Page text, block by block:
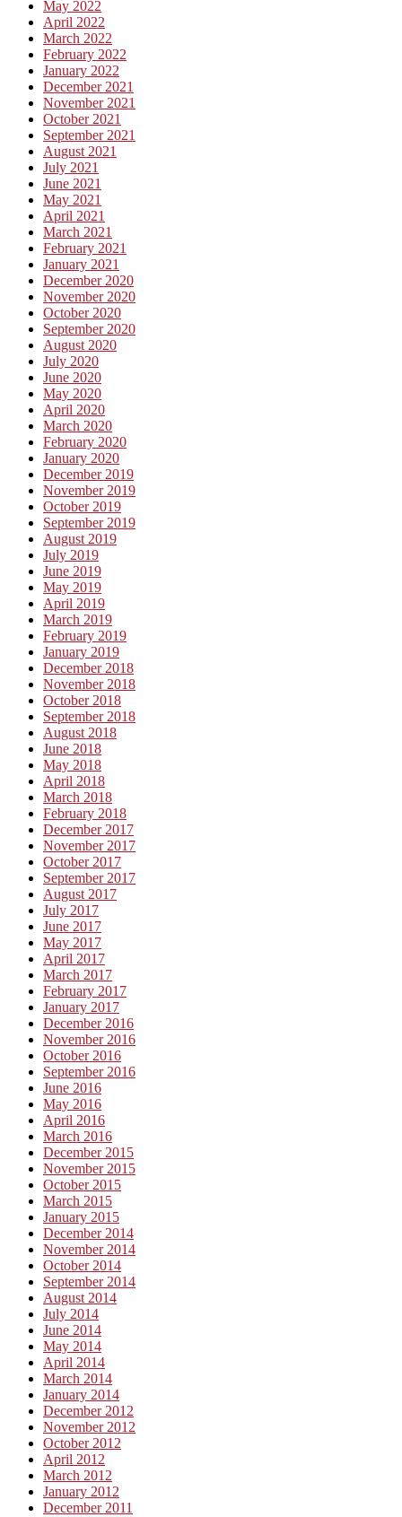
May 2022
April 2022
March 2022
February 2022
January 2022
December 2021
November 2021
October 2021
September 2021
August 2021
July 2021
June 2021
May 2021
April 2021
March 2021
February 2021
January 2021
December 2020
November 2020
October 2020
September 2020
August 2020
July 2020
June 2020
May 2020
April 2020
March 2020
February 2020
January 2020
December 2019
November 2019
October 2019
September 2019
August 2019
July 2019
June 2019
May 2019
April 2019
March 2019
February 2019
January 2019
December 2018
November 2018
October 2018
September 2018
August 2018
June 2018
May 2018
April 2018
March 2018
February 2018
December 2017
November 2017
October 2017
September 2017
August 2017
July 2017
June 2017
May 2017
April 2017
March 2017
February 2017
January 2017
December 2016
November 2016
October 2016
September 2016
June 2016
May 2016
April 2016
March 2016
December 2015
November 2015
October 2015
March 2015
January 2015
December 2014
November 2014
October 2014
September 2014
August 2014
July 2014
June 2014
May 2014
April 2014
March 2014
January 2014
December 2012
November 2012
October 2012
April 2012
March 2012
January 2012
December 2011